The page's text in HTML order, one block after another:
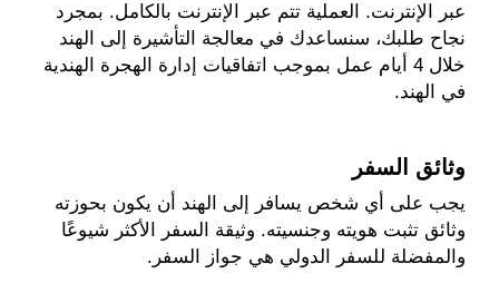
عبر الإنترنت. العملية تتم عبر الإنترنت بالكامل. بمجرد
نجاح طلبك، سنساعدك في معالجة التأشيرة إلى الهند
خلال 4 أيام عمل بموجب اتفاقيات إدارة الهجرة الهندية
في الهند.
وثائق السفر
يجب على أي شخص يسافر إلى الهند أن يكون بحوزته
وثائق تثبت هويته وجنسيته. وثيقة السفر الأكثر شيوعًا
والمفضلة للسفر الدولي هي جواز السفر.